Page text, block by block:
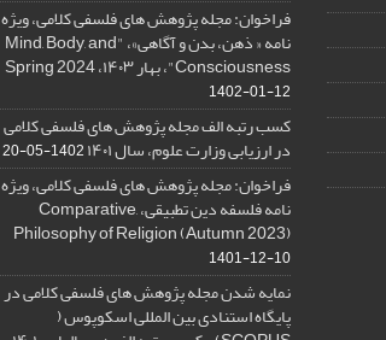
فراخوان: مجله پژوهش های فلسفی کلامی، ویژه
نامه « ذهن، بدن و آگاهی»، "Mind, Body, and
Consciousness"، بهار ۱۴۰۳، Spring 2024
1402-01-12
کسب رتبه الف مجله پژوهش های فلسفی کلامی
در ارزیابی وزارت علوم، سال ۱۴۰۱ 1402-05-20
فراخوان: مجله پژوهش های فلسفی کلامی، ویژه
نامه فلسفه دین تطبیقی، ,Comparative
Philosophy of Religion (Autumn 2023)
1401-12-10
نمایه شدن مجله پژوهش های فلسفی کلامی در
پایگاه استنادی بین المللی اسکوپوس (